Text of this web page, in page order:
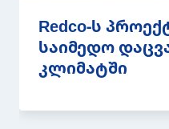
Redco-ს
საიმედო
კლიმატში